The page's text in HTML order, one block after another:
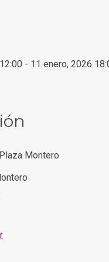
12:00 - 11 enero, 2026
Montero